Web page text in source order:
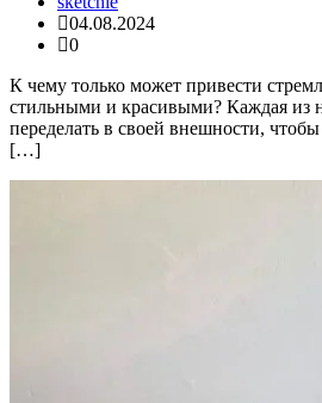
04.08.2024
0
К чему только может привести
стильными и красивыми? Каждая из
переделать в своей внешности,
[…]